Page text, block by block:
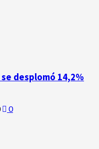
desplomó 14,2%
0